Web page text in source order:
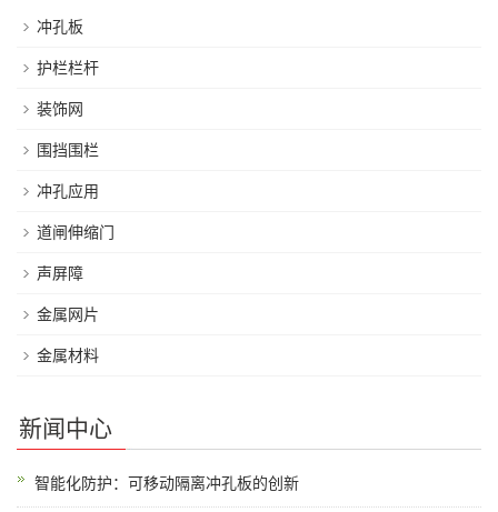
冲孔板
护栏栏杆
装饰网
围挡围栏
冲孔应用
道闸伸缩门
声屏障
金属网片
金属材料
新闻中心
智能化防护：可移动隔离冲孔板的创新